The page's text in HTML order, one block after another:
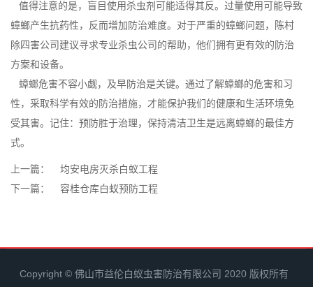
值得注意的是，盲目使用杀虫剂可能适得其反。过量使用可能导致
蟑螂产生抗药性，反而增加防治难度。对于严重的蟑螂问题，陈村
除四害公司建议寻求专业杀虫公司的帮助，他们拥有更有效的防治
方案和设备。
蟑螂危害不容小觑，及早防治是关键。通过了解蟑螂的危害和习
性，采取科学有效的防治措施，才能保护我们的健康和生活环境免
受其害。记住：预防胜于治理，保持清洁卫生是远离蟑螂的最佳方
式。
上一篇：
均安电房灭杀白蚁工程
下一篇：
容桂仓库白蚁预防工程
Copyright © 佛山市益伦白蚁虫害防治有限公司 2020 版权所有